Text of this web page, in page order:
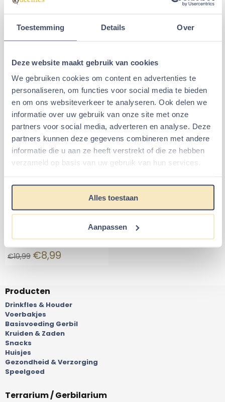
Toestemming Details Over
Deze website maakt gebruik van cookies
We gebruiken cookies om content en advertenties te
personaliseren, om functies voor social media te bieden
en om ons websiteverkeer te analyseren. Ook delen we
informatie over uw gebruik van onze site met onze
partners voor social media, adverteren en analyse. Deze
partners kunnen deze gegevens combineren met andere
informatie die u aan ze heeft verstrekt of die ze hebben
verzameld op basis van uw gebruik van hun services.
Alles toestaan
Aanpassen
Aantal kiezen voor Boomschijf met Spinnenpoten 10 cm
In winkelmand
Aantal kiezen voor Kruisring
In winkelmand
Laatst bekeken items
cm
€10,99 €8,99
Producten
Drinkfles & Houder
Voerbakjes
Basisvoeding Gerbil
Kruiden & Zaden
Snacks
Huisjes
Gezondheid & Verzorging
Speelgoed
Terrarium / Gerbilarium